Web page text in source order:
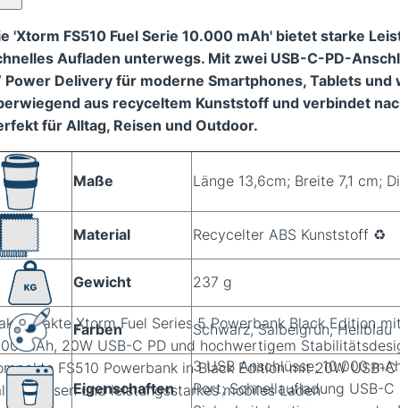
Xtorm Fuel Series 5 Powerbank Black Edition
mAh, 20W USB-C PD und hochwertigem
'Xtorm FS510 Fuel Serie 10.000 mAh' bietet starke
Aufladen unterwegs. Mit zwei USB-C-PD-
Power Delivery für moderne Smartphones, Tablets
aus recyceltem Kunststoff und verbindet
für Alltag, Reisen und Outdoor.
Maße Länge 13,6cm; Breite 7,1 cm;
Material Recycelter ABS Kunststoff ♻️
Gewicht 237 g
Farben Schwarz, Salbeigrün, Hellblau
Eigenschaften
3 USB Anschlüsse; 10.000
Port; Schnellaufladung USB-